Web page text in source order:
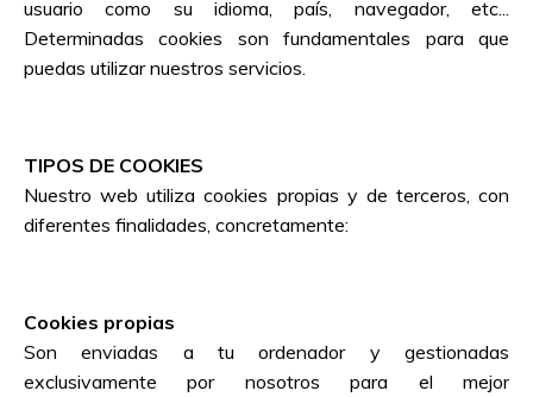
usuario como su idioma, país, navegador, etc...
Determinadas cookies son fundamentales para que
puedas utilizar nuestros servicios.
TIPOS DE COOKIES
Nuestro web utiliza cookies propias y de terceros, con
diferentes finalidades, concretamente:
Cookies propias
Son enviadas a tu ordenador y gestionadas
exclusivamente por nosotros para el mejor